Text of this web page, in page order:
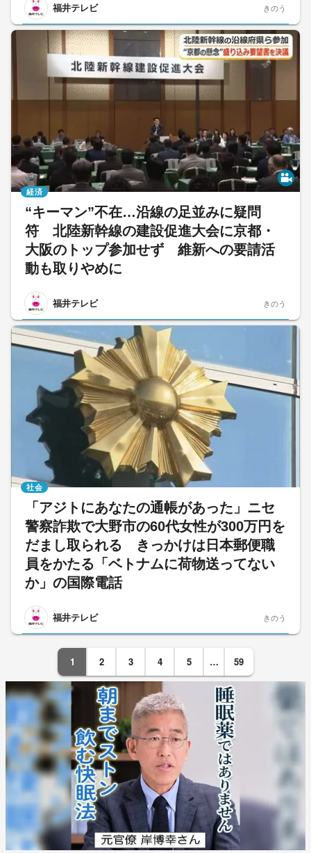
福井テレビ きのう
“キーマン”不在…沿線の足並みに疑問
符 北陸新幹線の建設促進大会に京都・
大阪のトップ参加せず 維新への要請活
動も取りやめに
福井テレビ
経済
きのう
「アジトにあなたの通帳があった」ニセ
警察詐欺で大野市の60代女性が300万円を
だまし取られる きっかけは日本郵便職
員をかたる「ベトナムに荷物送ってない
か」の国際電話
福井テレビ
社会
きのう
1 2 3 4 5 … 59